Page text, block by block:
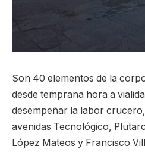
Son 40 elementos de la
desde temprana hora a
desempeñar la labor
avenidas Tecnológico,
López Mateos y Francisco